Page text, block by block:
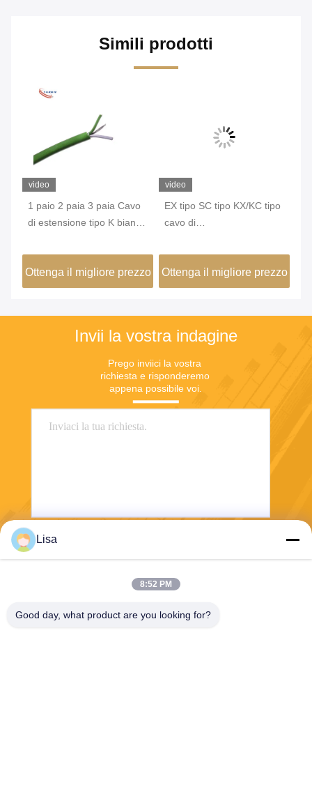
Simili prodotti
video
1 paio 2 paia 3 paia Cavo
di estensione tipo K bianco
IEC utilizzato per centrale
termoelettrica
Ottenga il migliore prezzo
video
EX tipo SC tipo KX/KC tipo
cavo di
con schermatura a treccia
di rame
Ottenga il migliore prezzo
Invii la vostra indagine
Prego inviici la vostra
richiesta e risponderemo
appena possibile voi.
Lisa
8:52 PM
Good day, what product are you looking for?